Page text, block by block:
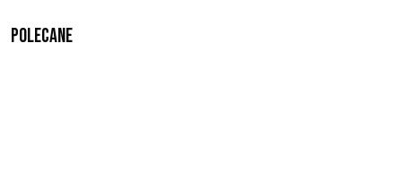
Polecane